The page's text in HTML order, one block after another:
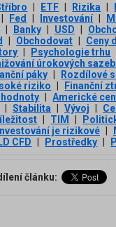
ETF Rizika
Fed Investování
Banky USD
Obchodovat
Ceny
Psychologie trhu
úrokových sazeb
páky
Rozdílové
riziko
Finanční
Americké
Stabilita Vývoj
TIM
Investování je rizikové
CFD Prostředky
článku: